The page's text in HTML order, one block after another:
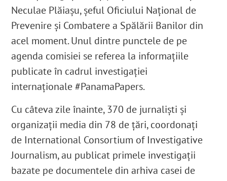
Neculae Plăiașu, șeful Oficiului Național de
Prevenire și Combatere a Spălării Banilor din
acel moment. Unul dintre punctele de pe
agenda comisiei se referea la informațiile
publicate în cadrul investigației
internaționale #PanamaPapers.
Cu câteva zile înainte, 370 de jurnaliști și
organizații media din 78 de țări, coordonați
de International Consortium of Investigative
Journalism, au publicat primele investigații
bazate pe documentele din arhiva casei de